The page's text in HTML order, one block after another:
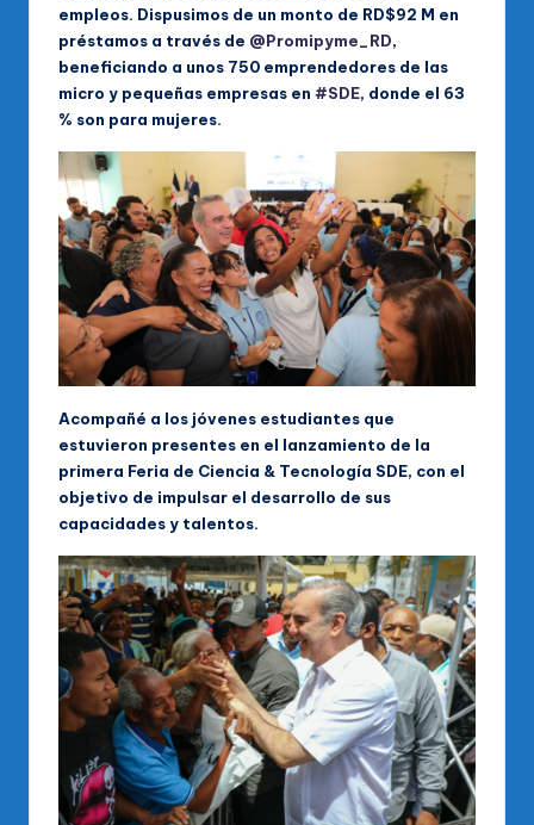
empleos. Dispusimos de un monto de RD$92 M en
préstamos a través de @Promipyme_RD,
beneficiando a unos 750 emprendedores de las
micro y pequeñas empresas en #SDE, donde el 63
% son para mujeres.
Acompañé a los jóvenes estudiantes que
estuvieron presentes en el lanzamiento de la
primera Feria de Ciencia & Tecnología SDE, con el
objetivo de impulsar el desarrollo de sus
capacidades y talentos.